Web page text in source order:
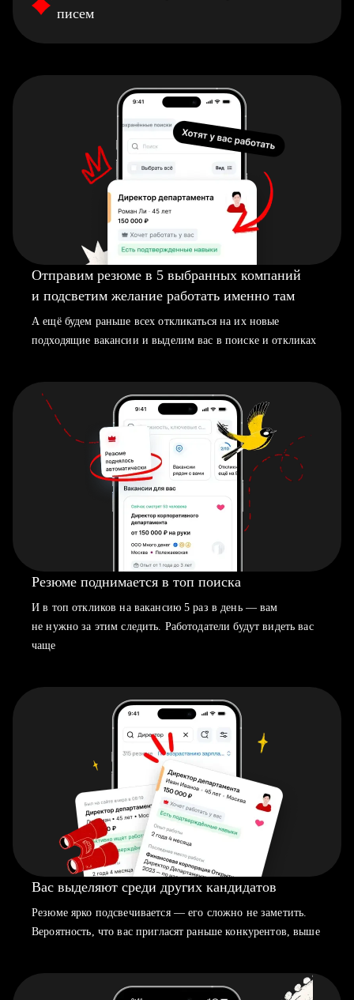
писем
Отправим резюме в 5 выбранных компаний
и подсветим желание работать именно там
А ещё будем раньше всех откликаться на их новые
подходящие вакансии и выделим вас в поиске и откликах
Резюме поднимается в топ поиска
И в топ откликов на вакансию 5 раз в день — вам
не нужно за этим следить. Работодатели будут видеть вас
чаще
Вас выделяют среди других кандидатов
Резюме ярко подсвечивается — его сложно не заметить.
Вероятность, что вас пригласят раньше конкурентов, выше